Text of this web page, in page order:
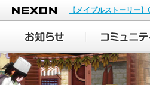
NEXON
【メイプルストーリー